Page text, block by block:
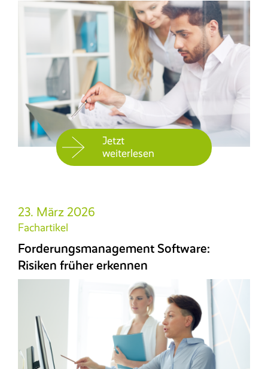
Jetzt
weiterlesen
23. März 2026
Fachartikel
Forderungsmanagement Software:
Risiken früher erkennen